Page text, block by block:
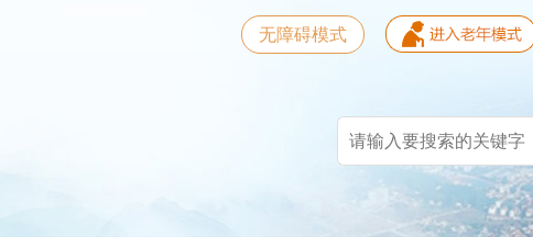
无障碍模式